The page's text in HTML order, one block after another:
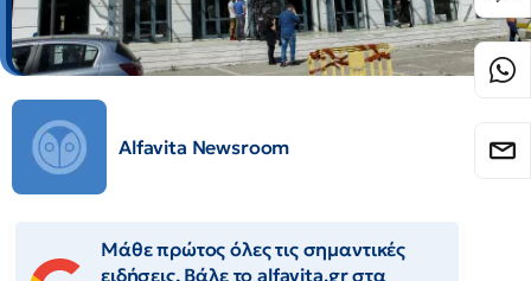
Alfavita Newsroom
Μάθε πρώτος όλες τις σημαντικές
ειδήσεις. Βάλε το alfavita.gr στα